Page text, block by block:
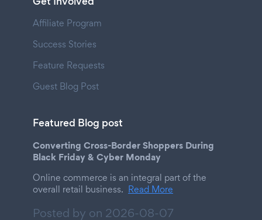
Affiliate Program
Success Stories
Feature Requests
Guest Blog Post
Featured Blog post
Converting Cross-Border Shoppers During
Black Friday & Cyber Monday
Online commerce is an integral part of the
overall retail business. Read More
Posted by on 2026-08-07